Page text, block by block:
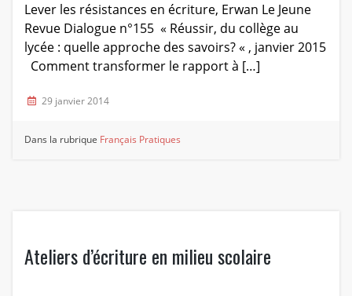
Lever les résistances en écriture, Erwan Le Jeune
Revue Dialogue n°155 « Réussir, du collège au
lycée : quelle approche des savoirs? « , janvier 2015
Comment transformer le rapport à […]
29 janvier 2014
Dans la rubrique Français Pratiques
Ateliers d’écriture en milieu scolaire